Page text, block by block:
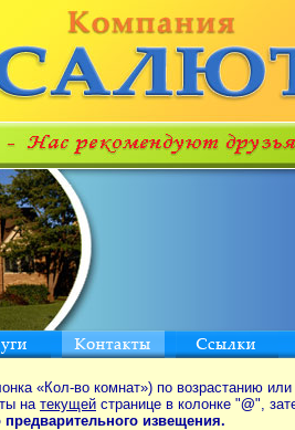
«Кол-во комнат») по возрастанию
натекущей странице в колонке "@",
извещения.